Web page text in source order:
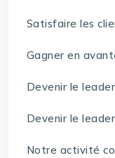
Satisfaire les
Gagner en
Devenir le
Devenir le
Notre activité